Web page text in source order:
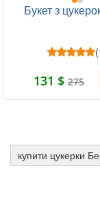
Букет з
131 $ 275
купити цукерки